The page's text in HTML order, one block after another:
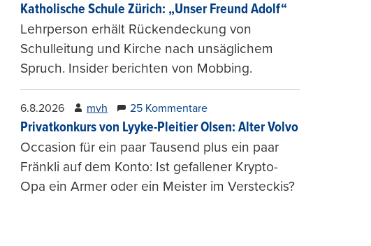
Katholische Schule Zürich: „Unser Freund Adolf“
Lehrperson erhält Rückendeckung von
Schulleitung und Kirche nach unsäglichem
Spruch. Insider berichten von Mobbing.
6.8.2026 mvh 25 Kommentare
Privatkonkurs von Lyyke-Pleitier Olsen: Alter Volvo
Occasion für ein paar Tausend plus ein paar
Fränkli auf dem Konto: Ist gefallener Krypto-
Opa ein Armer oder ein Meister im Versteckis?